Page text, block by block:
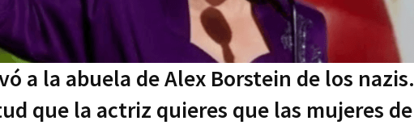
a la abuela de Alex Borstein de los nazis.
que la actriz quieres que las mujeres de